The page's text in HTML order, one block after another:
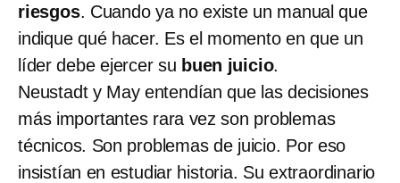
riesgos. Cuando ya no existe un manual que
indique qué hacer. Es el momento en que un
líder debe ejercer su buen juicio.
Neustadt y May entendían que las decisiones
más importantes rara vez son problemas
técnicos. Son problemas de juicio. Por eso
insistían en estudiar historia. Su extraordinario